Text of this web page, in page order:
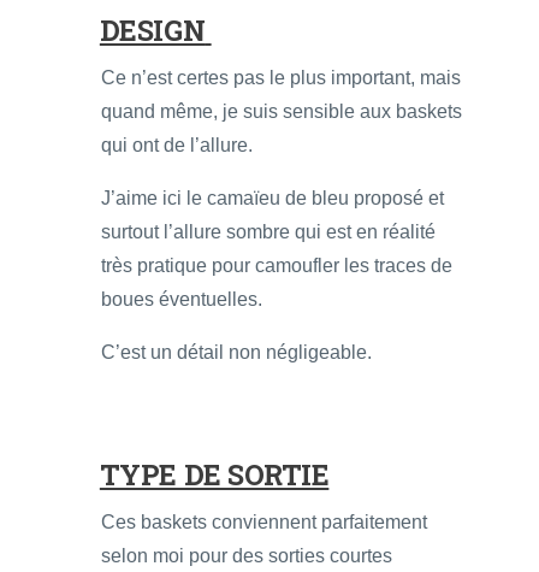
DESIGN
Ce n’est certes pas le plus important, mais
quand même, je suis sensible aux baskets
qui ont de l’allure.
J’aime ici le camaïeu de bleu proposé et
surtout l’allure sombre qui est en réalité
très pratique pour camoufler les traces de
boues éventuelles.
C’est un détail non négligeable.
TYPE DE SORTIE
Ces baskets conviennent parfaitement
selon moi pour des sorties courtes